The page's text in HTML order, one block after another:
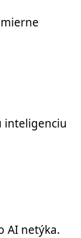
inteligenciu
AI netýka.